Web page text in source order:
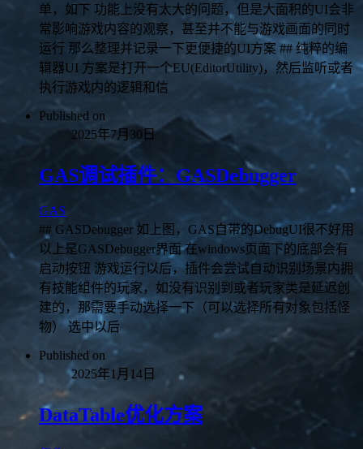
单，如下 功能上没有太大的问题，但是大面积的UI会非
常影响游戏内容的观察，甚至并不能与游戏画面的同时
运行 那么整理并记录一下更便捷的UI方案 ## 纯粹的编
辑器UI 方案是打开一个EU(EditorUtility)，然后监听或者
执行游戏内的逻辑和信
Published on
2025年7月30日
GAS调试插件：GASDebugger
GAS
## GASDebugger 如上图，GAS自带的DebugUI很不好用
以上是GASDebugger界面 在windows页面下的底部会有
启动按钮 游戏运行以后，插件会尝试自动识别场景内拥
有技能组件的玩家，如没有识别到或者玩家类是延迟创
建的，那需要手动选择一下（可以选择所有对象包括怪
物） 选中以后
Published on
2025年1月14日
DataTable优化方案